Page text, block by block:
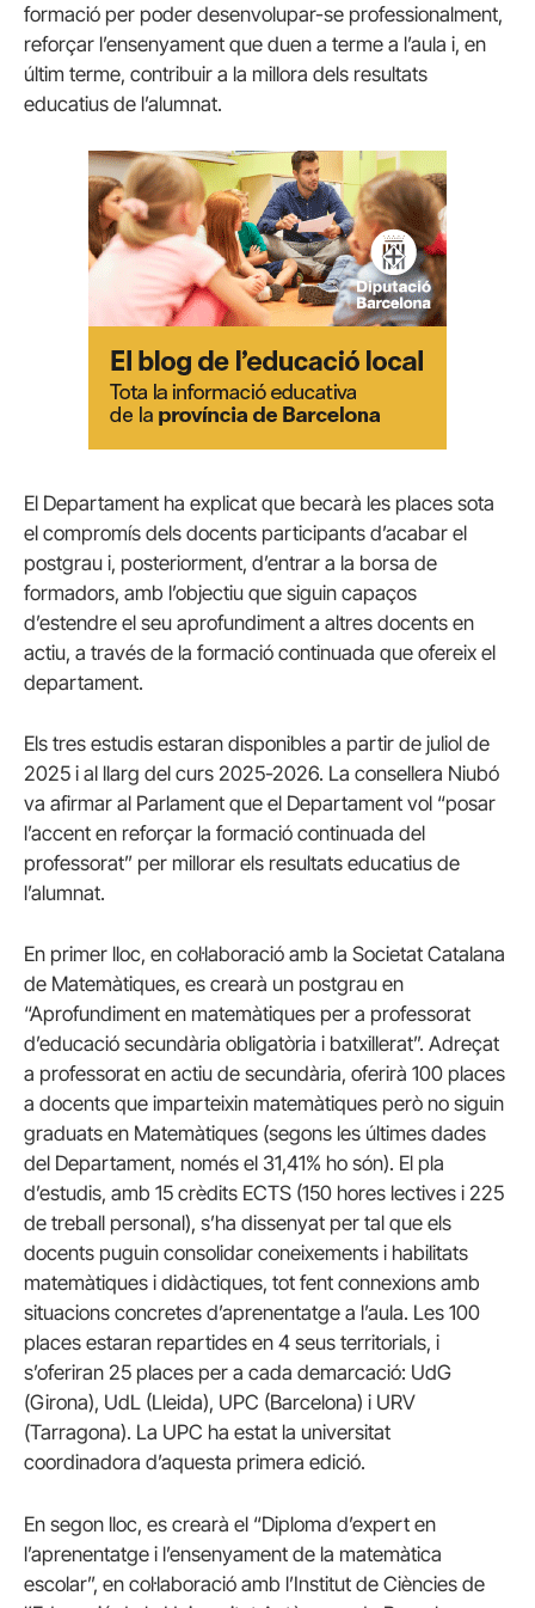
formació per poder desenvolupar-se professionalment,
reforçar l’ensenyament que duen a terme a l’aula i, en
últim terme, contribuir a la millora dels resultats
educatius de l’alumnat.
El Departament ha explicat que becarà les places sota
el compromís dels docents participants d’acabar el
postgrau i, posteriorment, d’entrar a la borsa de
formadors, amb l’objectiu que siguin capaços
d’estendre el seu aprofundiment a altres docents en
actiu, a través de la formació continuada que ofereix el
departament.
Els tres estudis estaran disponibles a partir de juliol de
2025 i al llarg del curs 2025-2026. La consellera Niubó
va afirmar al Parlament que el Departament vol “posar
l’accent en reforçar la formació continuada del
professorat” per millorar els resultats educatius de
l’alumnat.
En primer lloc, en col·laboració amb la Societat Catalana
de Matemàtiques, es crearà un postgrau en
“Aprofundiment en matemàtiques per a professorat
d’educació secundària obligatòria i batxillerat”. Adreçat
a professorat en actiu de secundària, oferirà 100 places
a docents que imparteixin matemàtiques però no siguin
graduats en Matemàtiques (segons les últimes dades
del Departament, només el 31,41% ho són). El pla
d’estudis, amb 15 crèdits ECTS (150 hores lectives i 225
de treball personal), s’ha dissenyat per tal que els
docents puguin consolidar coneixements i habilitats
matemàtiques i didàctiques, tot fent connexions amb
situacions concretes d’aprenentatge a l’aula. Les 100
places estaran repartides en 4 seus territorials, i
s’oferiran 25 places per a cada demarcació: UdG
(Girona), UdL (Lleida), UPC (Barcelona) i URV
(Tarragona). La UPC ha estat la universitat
coordinadora d’aquesta primera edició.
En segon lloc, es crearà el “Diploma d’expert en
l’aprenentatge i l’ensenyament de la matemàtica
escolar”, en col·laboració amb l’Institut de Ciències de